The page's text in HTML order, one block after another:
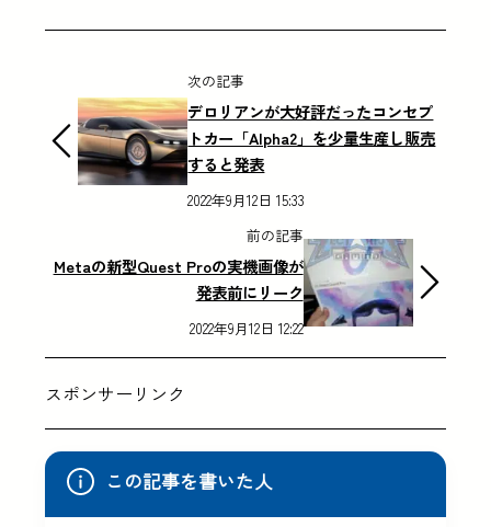
次の記事
デロリアンが大好評だったコンセプ
トカー「Alpha2」を少量生産し販売
すると発表
2022年9月12日 15:33
前の記事
Metaの新型Quest Proの実機画像が
発表前にリーク
2022年9月12日 12:22
スポンサーリンク
この記事を書いた人